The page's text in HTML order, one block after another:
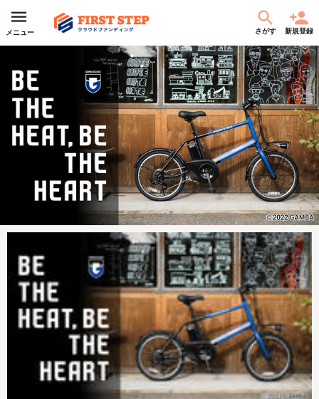
メニュー さがす 新規登録